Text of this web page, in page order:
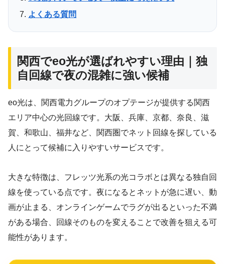
よくある質問
関西でeo光が選ばれやすい理由｜独
自回線で夜の混雑に強い候補
eo光は、関西電力グループのオプテージが提供する関西
エリア中心の光回線です。大阪、兵庫、京都、奈良、滋
賀、和歌山、福井など、関西圏でネット回線を探している
人にとって候補に入りやすいサービスです。
大きな特徴は、フレッツ光系の光コラボとは異なる独自回
線を使っている点です。夜になるとネットが急に遅い、動
画が止まる、オンラインゲームでラグが出るといった不満
がある場合、回線そのものを変えることで改善を狙える可
能性があります。